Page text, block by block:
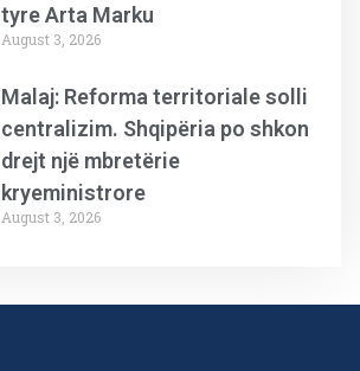
tyre Arta Marku
August 3, 2026
Malaj: Reforma territoriale solli
centralizim. Shqipëria po shkon
drejt një mbretërie
kryeministrore
August 3, 2026